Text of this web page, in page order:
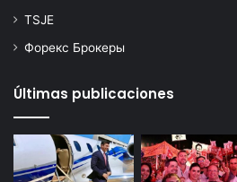
TSJE
Форекс Брокеры
Últimas publicaciones